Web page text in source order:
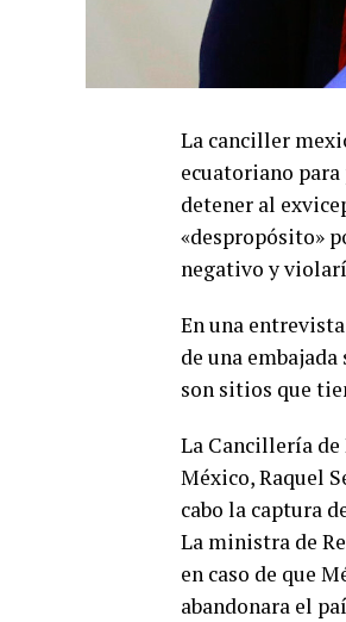
La canciller
ecuatoriano
detener al
«despropósito»
negativo y
En una
de una
son sitios que
La Cancillería
México, Raquel
cabo la captura
La ministra de
en caso de que
abandonara el